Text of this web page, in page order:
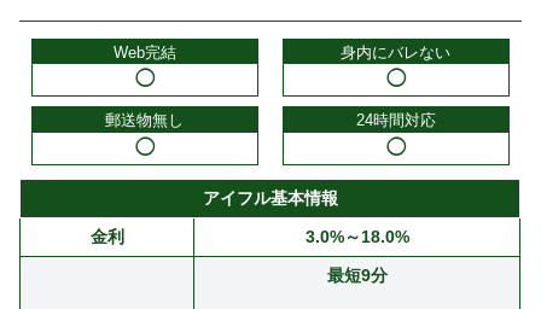
Web完結
◯
身内にバレない
◯
郵送物無し
◯
24時間対応
◯
アイフル基本情報
金利
3.0%～18.0%
最短9分